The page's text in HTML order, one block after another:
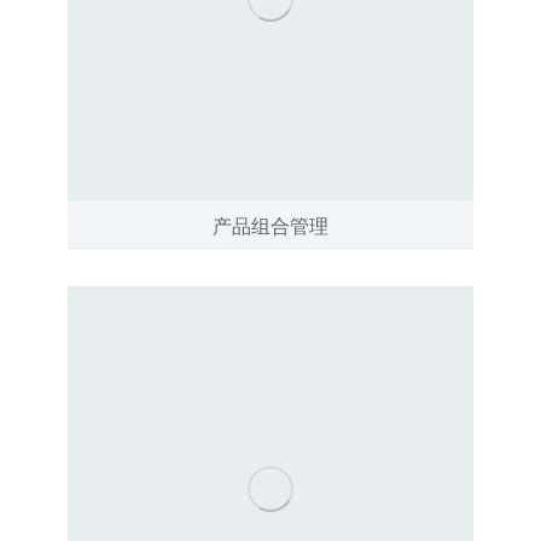
产品组合管理